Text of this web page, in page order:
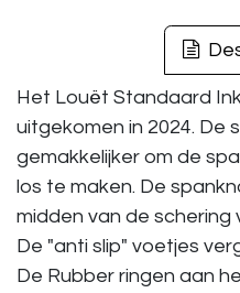
Het Louët Standaard
uitgekomen in 2024. De
gemakkelijker om de
los te maken. De
midden van de
De "anti slip" voetjes
De Rubber ringen aan